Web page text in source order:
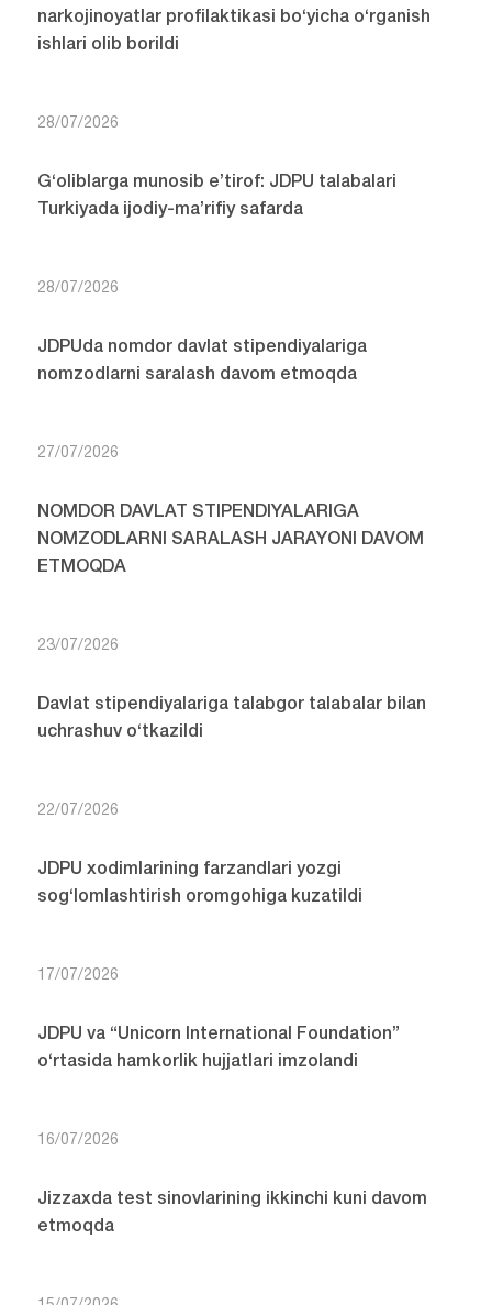
narkojinoyatlar profilaktikasi bo‘yicha o‘rganish
ishlari olib borildi
28/07/2026
G‘oliblarga munosib e’tirof: JDPU talabalari
Turkiyada ijodiy-ma’rifiy safarda
28/07/2026
JDPUda nomdor davlat stipendiyalariga
nomzodlarni saralash davom etmoqda
27/07/2026
NOMDOR DAVLAT STIPENDIYALARIGA
NOMZODLARNI SARALASH JARAYONI DAVOM
ETMOQDA
23/07/2026
Davlat stipendiyalariga talabgor talabalar bilan
uchrashuv o‘tkazildi
22/07/2026
JDPU xodimlarining farzandlari yozgi
sog‘lomlashtirish oromgohiga kuzatildi
17/07/2026
JDPU va “Unicorn International Foundation”
o‘rtasida hamkorlik hujjatlari imzolandi
16/07/2026
Jizzaxda test sinovlarining ikkinchi kuni davom
etmoqda